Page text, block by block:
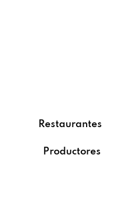
Restaurantes
Productores